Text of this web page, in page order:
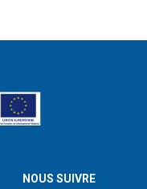
NOUS SUIVRE